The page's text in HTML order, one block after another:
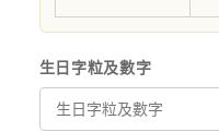
少
加
生日字粒及數字